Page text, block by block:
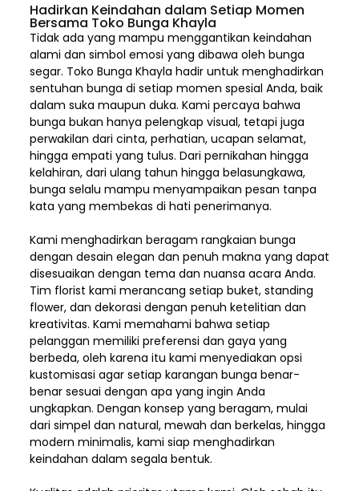
Hadirkan Keindahan dalam Setiap Momen
Bersama Toko Bunga Khayla
Tidak ada yang mampu menggantikan keindahan
alami dan simbol emosi yang dibawa oleh bunga
segar. Toko Bunga Khayla hadir untuk menghadirkan
sentuhan bunga di setiap momen spesial Anda, baik
dalam suka maupun duka. Kami percaya bahwa
bunga bukan hanya pelengkap visual, tetapi juga
perwakilan dari cinta, perhatian, ucapan selamat,
hingga empati yang tulus. Dari pernikahan hingga
kelahiran, dari ulang tahun hingga belasungkawa,
bunga selalu mampu menyampaikan pesan tanpa
kata yang membekas di hati penerimanya.
Kami menghadirkan beragam rangkaian bunga
dengan desain elegan dan penuh makna yang dapat
disesuaikan dengan tema dan nuansa acara Anda.
Tim florist kami merancang setiap buket, standing
flower, dan dekorasi dengan penuh ketelitian dan
kreativitas. Kami memahami bahwa setiap
pelanggan memiliki preferensi dan gaya yang
berbeda, oleh karena itu kami menyediakan opsi
kustomisasi agar setiap karangan bunga benar-
benar sesuai dengan apa yang ingin Anda
ungkapkan. Dengan konsep yang beragam, mulai
dari simpel dan natural, mewah dan berkelas, hingga
modern minimalis, kami siap menghadirkan
keindahan dalam segala bentuk.